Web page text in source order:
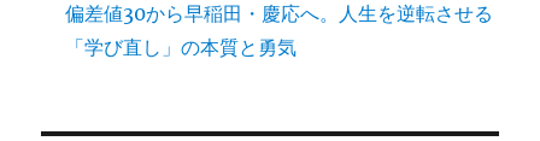
偏差値30から早稲田・慶応へ。人生を逆転させる
「学び直し」の本質と勇気